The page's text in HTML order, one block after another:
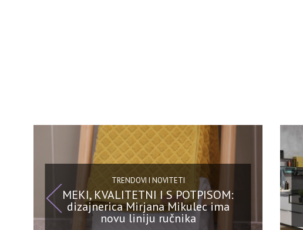
TRENDOVI I NOVITETI
MEKI, KVALITETNI I S POTPISOM:
dizajnerica Mirjana Mikulec ima
novu liniju ručnika